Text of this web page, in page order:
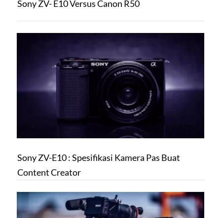
Sony ZV- E10 Versus Canon R50
Sony ZV-E10 : Spesifikasi Kamera Pas Buat
Content Creator